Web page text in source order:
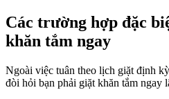
Các trường hợp đặc
khăn tắm ngay
Ngoài việc tuân theo lịch giặt định
đòi hỏi bạn phải giặt khăn tắm ngay